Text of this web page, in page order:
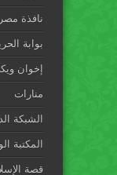
نافذة مصر
بوابة
إخوان
منارات
الشبكة
المكتبة
قصة